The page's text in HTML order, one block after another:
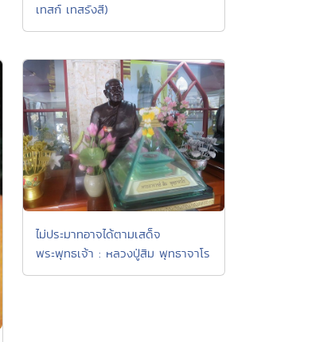
เทสก์ เทสรังสี)
ไม่ประมาทอาจได้ตามเสด็จ
พระพุทธเจ้า : หลวงปู่สิม พุทธาจาโร